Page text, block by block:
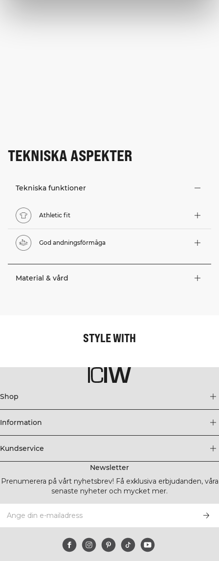
TEKNISKA ASPEKTER
Tekniska funktioner
Athletic fit
God andningsförmåga
Material & vård
STYLE WITH
Shop
Information
Kundservice
Newsletter
Prenumerera på vårt nyhetsbrev! Få exklusiva erbjudanden, våra
senaste nyheter och mycket mer.